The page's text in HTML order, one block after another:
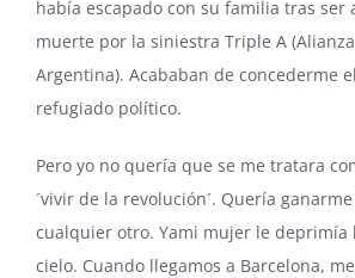
había escapado con su familia tras ser
muerte por la siniestra Triple A
Argentina). Acababan de concederme
refugiado político.
Pero yo no quería que se me tratara
´vivir de la revolución´. Quería
cualquier otro. Yami mujer le deprimía
cielo. Cuando llegamos a Barcelona,